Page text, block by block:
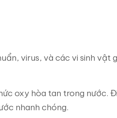
virus, và các vi sinh vật
oxy hòa tan trong nước.
nhanh chóng.